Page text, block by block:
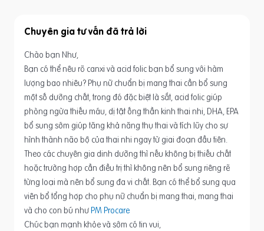
Chuyên gia tư vấn
Chào bạn Như,
Bạn có thể nêu rõ canxi và acid folic bạn bổ sung với hàm
lượng bao nhiêu? Phụ nữ chuẩn bị mang thai cần bổ sung
một số dưỡng chất, trong đó đặc biệt là sắt, acid folic giúp
phòng ngừa thiếu máu, dị tật ống thần kinh thai nhi, DHA, EPA
bổ sung sớm giúp tăng khả năng thụ thai và tích lũy cho sự
hình thành não bộ của thai nhi ngay từ giai đoạn đầu tiên.
Theo các chuyên gia dinh dưỡng thì nếu không bị thiếu chất
hoặc trường hợp cần điều trị thì không nên bổ sung riêng rẽ
từng loại mà nên bổ sung đa vi chất. Bạn có thể bổ sung qua
viên bổ tổng hợp cho phụ nữ chuẩn bị mang thai, mang thai
và cho con bú nhưPM Procare
Chúc bạn mạnh khỏe và sớm có tin vui,